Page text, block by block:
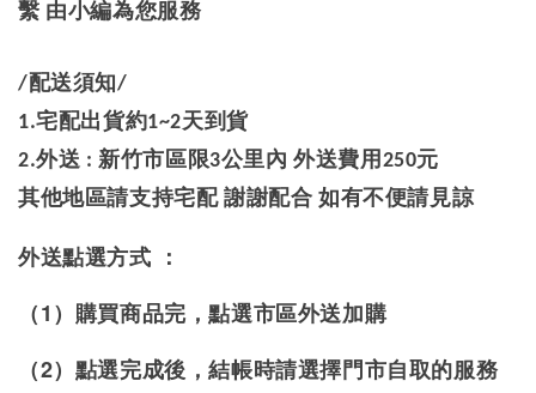
繫 由小編為您服務
/配送須知/
1.宅配出貨約1~2天到貨
2.外送 : 新竹市區限3公里內 外送費用250元
其他地區請支持宅配 謝謝配合 如有不便請見諒
外送點選方式 ：
（1）購買商品完，點選市區外送加購
（2）點選完成後，結帳時請選擇門市自取的服務